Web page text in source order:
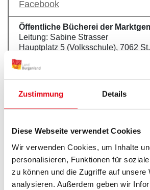
Zustimmung Details
Diese Webseite verwendet Cookies
Wir verwenden Cookies, um Inhalte
personalisieren, Funktionen für
zu können und die Zugriffe auf unsere
analysieren. Außerdem geben wir
Facebook
Öffentliche Bücherei der
Leitung: Sabine Strasser
Hauptplatz 5 (Volksschule), 7062
E-Mail
Website
Instagram
Leitung: Ines Gludovatz
Rathaus, Obere Hauptstraße 1,
E-Mail
Website